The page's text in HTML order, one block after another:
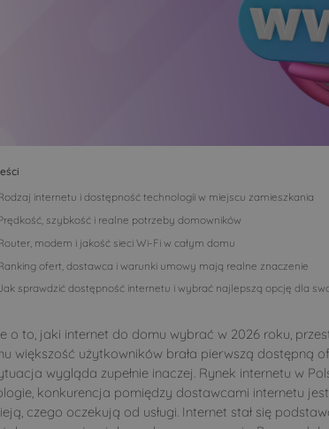
internetu i dostępność technologii w miejscu zamieszkania
szybkość i realne potrzeby domowników
modem i jakość sieci Wi-Fi w całym domu
ofert, dostawca i warunki umowy mają realne znaczenie
sprawdzić dostępność internetu i wybrać najlepszą opcję dla
o to, jaki internet do domu wybrać w 2026 roku,
większość użytkowników brała pierwszą dostępną
wygląda zupełnie inaczej. Rynek internetu w
konkurencja pomiędzy dostawcami internetu
czego oczekują od usługi. Internet stał się